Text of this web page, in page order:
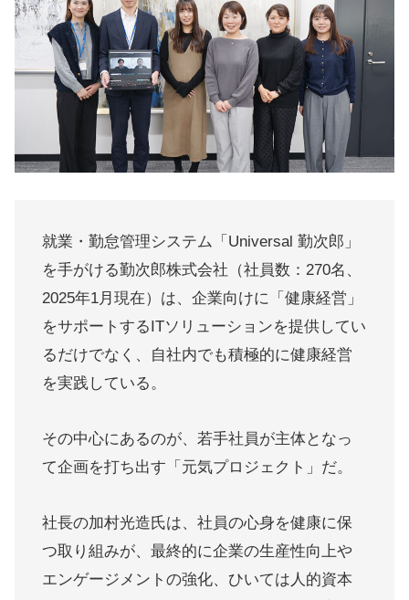
就業・勤怠管理システム「Universal 勤次郎」
を手がける勤次郎株式会社（社員数：270名、
2025年1月現在）は、企業向けに「健康経営」
をサポートするITソリューションを提供してい
るだけでなく、自社内でも積極的に健康経営
を実践している。
その中心にあるのが、若手社員が主体となっ
て企画を打ち出す「元気プロジェクト」だ。
社長の加村光造氏は、社員の心身を健康に保
つ取り組みが、最終的に企業の生産性向上や
エンゲージメントの強化、ひいては人的資本